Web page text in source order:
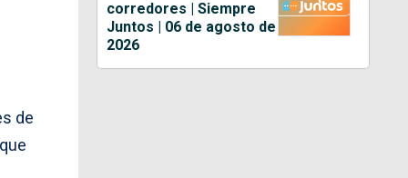
de
corredores | Siempre
Juntos | 06 de agosto de
2026